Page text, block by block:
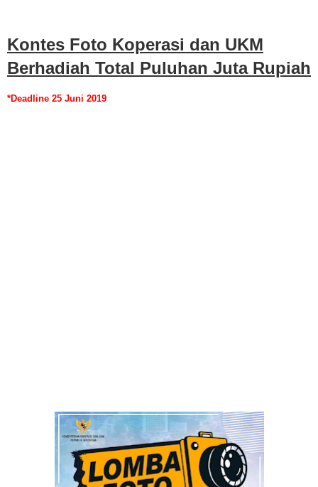
Kontes Foto Koperasi dan UKM
Berhadiah Total Puluhan Juta Rupiah
*Deadline 25 Juni 2019